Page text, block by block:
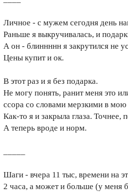
Личное - с мужем сегодня день
Раньше я выкручивалась, и
А он - блиннннн я закрутился не
Цены купит и ок.
В этот раз и я без подарка.
Не могу понять, ранит меня это
ссора со словами мерзкими в мою
Как-то я и закрыла глаза. Точнее,
А теперь вроде и норм.
Шаги - вчера 11 тыс, времени на
2 часа, а может и больше (у меня